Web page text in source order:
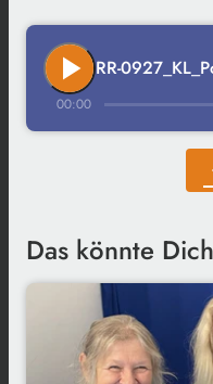
play_arrow RR-
00:00
Das könnte